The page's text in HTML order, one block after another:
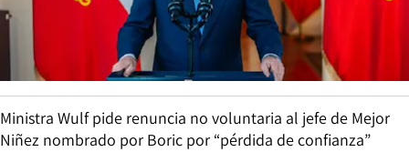
Ministra Wulf pide renuncia no voluntaria al jefe de Mejor
Niñez nombrado por Boric por “pérdida de confianza”